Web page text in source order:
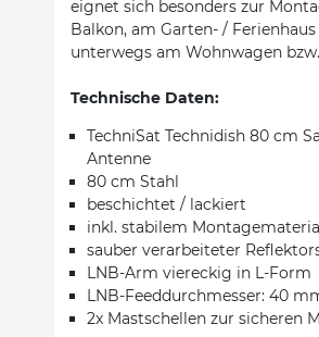
eignet sich besonders zur
Balkon, am Garten- /
unterwegs am Wohnwagen
Technische Daten:
TechniSat Technidish 80 cm
Antenne
80 cm Stahl
beschichtet / lackiert
inkl. stabilem
sauber verarbeiteter
LNB-Arm viereckig in L-Form
LNB-Feeddurchmesser: 40
2x Mastschellen zur sicheren